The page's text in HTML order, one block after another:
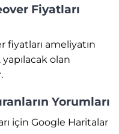
Fiyatları
ameliyatın
olan
Yorumları
için Google Haritalar